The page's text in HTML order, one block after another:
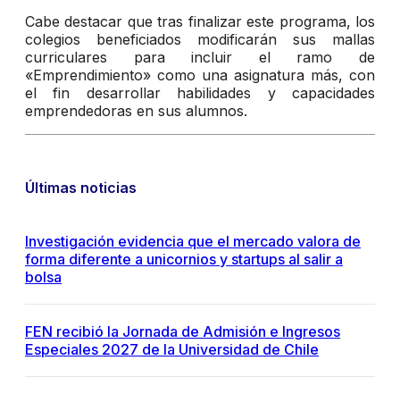
Cabe destacar que tras finalizar este programa, los
colegios beneficiados modificarán sus mallas
curriculares para incluir el ramo de
«Emprendimiento» como una asignatura más, con
el fin desarrollar habilidades y capacidades
emprendedoras en sus alumnos.
Últimas noticias
Investigación evidencia que el mercado valora de
forma diferente a unicornios y startups al salir a
bolsa
FEN recibió la Jornada de Admisión e Ingresos
Especiales 2027 de la Universidad de Chile